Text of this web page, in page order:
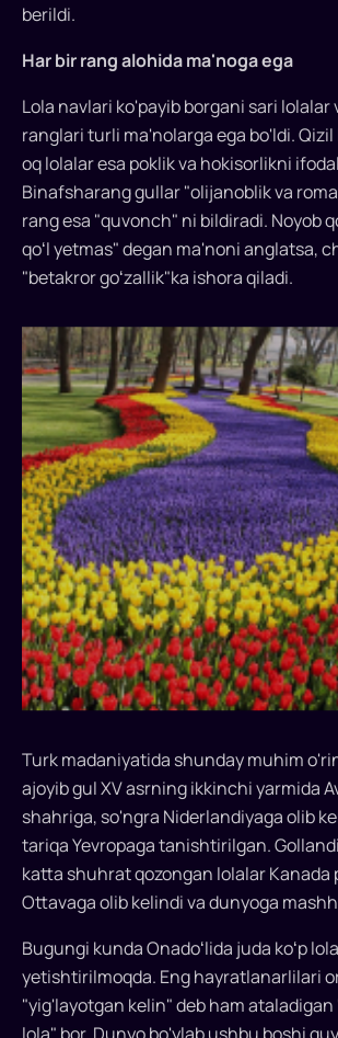
berildi.
Har bir rang alohida ma'noga ega
Lola navlari ko'payib borgani sari lolalar
ranglari turli ma'nolarga ega bo'ldi.
oq lolalar esa poklik va hokisorlikni
Binafsharang gullar "olijanoblik va
rang esa "quvonch" ni bildiradi. Noyob
qoʻl yetmas" degan ma'noni anglatsa,
"betakror goʻzallik"ka ishora qiladi.
Turk madaniyatida shunday muhim
ajoyib gul XV asrning ikkinchi yarmida
shahriga, so'ngra Niderlandiyaga olib
tariqa Yevropaga tanishtirilgan.
katta shuhrat qozongan lolalar Kanada
Ottavaga olib kelindi va dunyoga
Bugungi kunda Onadoʻlida juda koʻp
yetishtirilmoqda. Eng hayratlanarlilari
"yig'layotgan kelin" deb ham